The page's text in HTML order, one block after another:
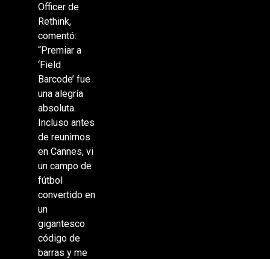
Officer de
Rethink,
comentó:
“Premiar a
‘Field
Barcode’ fue
una alegría
absoluta.
Incluso antes
de reunirnos
en Cannes, vi
un campo de
fútbol
convertido en
un
gigantesco
código de
barras y me